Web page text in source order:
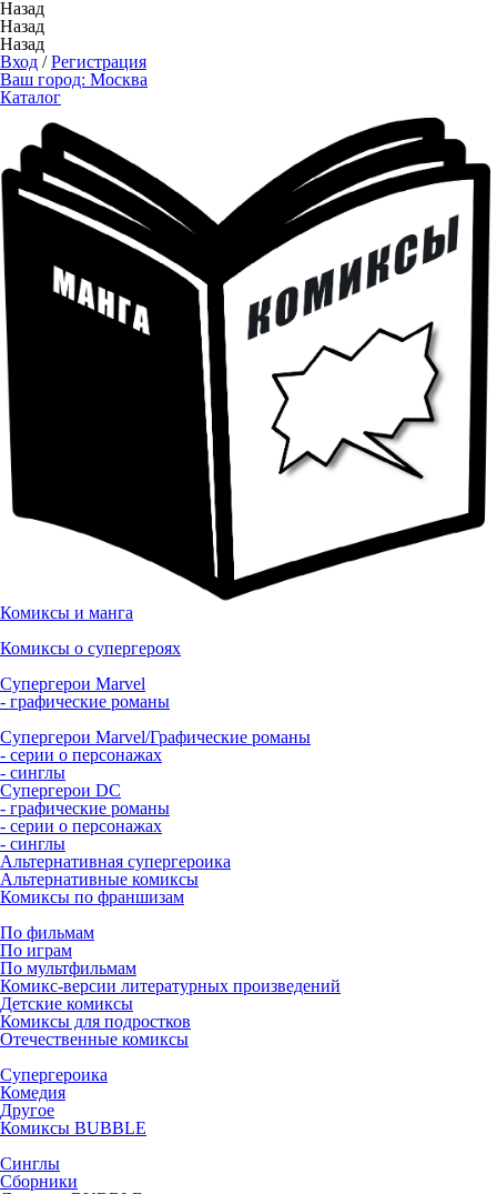
Назад
Назад
Назад
Вход /Регистрация
Ваш город: Москва
Каталог
Комиксы и манга
Комиксы о супергероях
Супергерои Marvel
- графические романы
Супергерои Marvel/Графические романы
- серии о персонажах
- синглы
Супергерои DC
- графические романы
- серии о персонажах
- синглы
Альтернативная супергероика
Альтернативные комиксы
Комиксы по франшизам
По фильмам
По играм
По мультфильмам
Комикс-версии литературных произведений
Детские комиксы
Комиксы для подростков
Отечественные комиксы
Супергероика
Комедия
Другое
Комиксы BUBBLE
Синглы
Сборники